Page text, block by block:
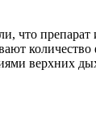
что препарат
верхних